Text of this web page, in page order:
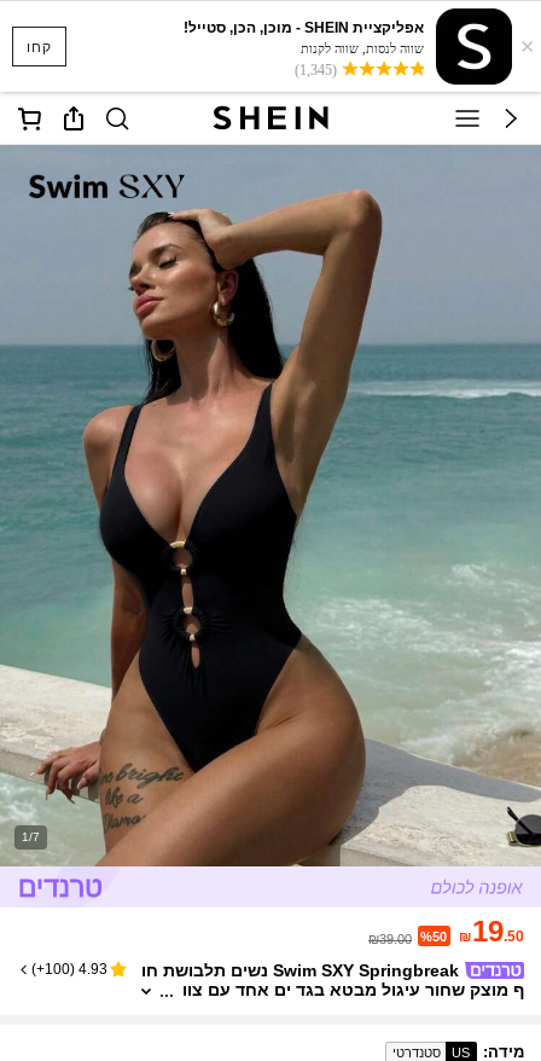
קחו ×
אפליקציית SHEIN - מוכן, הכן, סטייל!
שווה לנסות, שווה לקנות
(1,345)
1/7
₪19.50
%50
₪39.00
Swim SXY Springbreak נשים תלבושת חו
ף מוצק שחור עיגול מבטא בגד ים אחד עם צוו
4.93
(
100+
)
מידה:
US סטנדרטי